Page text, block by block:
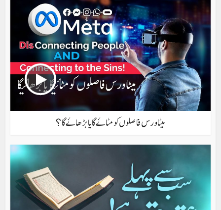
میٹا ورس فاصلوں کو مٹائے گا یا بڑھائے گا؟